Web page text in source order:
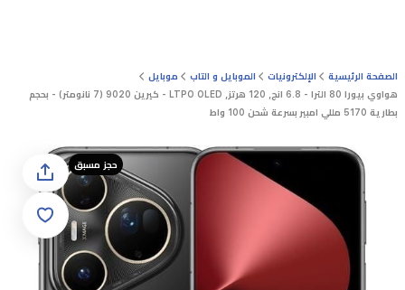
الصفحة الرئيسية الإلكترونيات الموبايل و التاب
موبايل
هواوي بيورا 80 الترا - 6.8 انج, 120 هرتز, LTPO OLED - كيرين 9020 (7 نانومتر) - بحجم
بطارية 5170 مللي امبير بسرعة شحن 100 واط
حجز مسبق